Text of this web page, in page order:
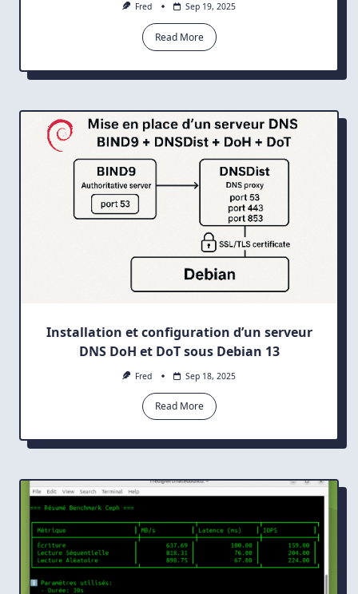
Fred Sep 19, 2025
Read More
Installation et configuration d’un serveur
DNS DoH et DoT sous Debian 13
Fred Sep 18, 2025
Read More